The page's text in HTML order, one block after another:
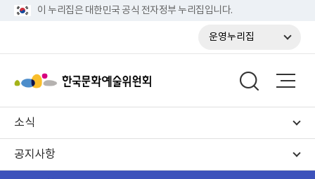
이 누리집은 대한민국 공식 전자정부 누리집입니다.
운영누리집
소식
공지사항